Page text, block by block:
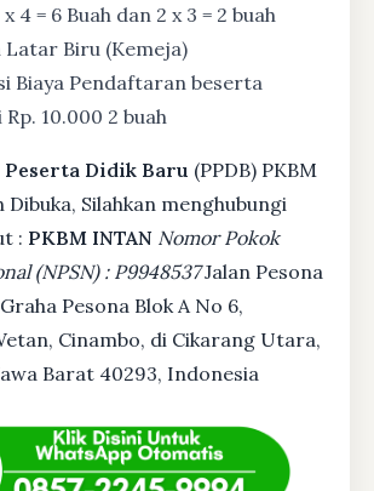
4 = 6 Buah dan 2 x 3 = 2 buah
Latar Biru (Kemeja)
Biaya Pendaftaran beserta
10.000 2 buah
Didik Baru (PPDB) PKBM
Dibuka, Silahkan menghubungi
: PKBM INTAN Nomor Pokok
(NPSN) : P9948537Jalan Pesona
Pesona Blok A No 6,
Cinambo, di Cikarang Utara,
Barat 40293, Indonesia